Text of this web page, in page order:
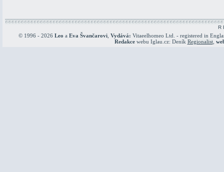
R
© 1996 - 2026 Leo a Eva Švančarovi Vydává: Vitaeelhomeo Ltd. - registered in
Redakcewebu Iglau.cz: Deník Regionalist,